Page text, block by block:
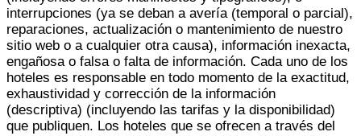
interrupciones (ya se deban a avería (temporal o parcial),
reparaciones, actualización o mantenimiento de nuestro
sitio web o a cualquier otra causa), información inexacta,
engañosa o falsa o falta de información. Cada uno de los
hoteles es responsable en todo momento de la exactitud,
exhaustividad y corrección de la información
(descriptiva) (incluyendo las tarifas y la disponibilidad)
que publiquen. Los hoteles que se ofrecen a través del